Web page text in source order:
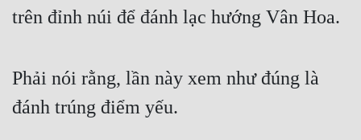
Hài Hước
Học Đường
Khoa Huyễn
trên đỉnh núi để đánh lạc hướng Vân Hoa.
Phải nói rằng, lần này xem như đúng là
đánh trúng điểm yếu.